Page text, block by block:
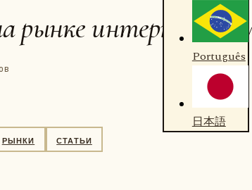
Português
日本語
рынке интернет-
РЫНКИ СТАТЬИ